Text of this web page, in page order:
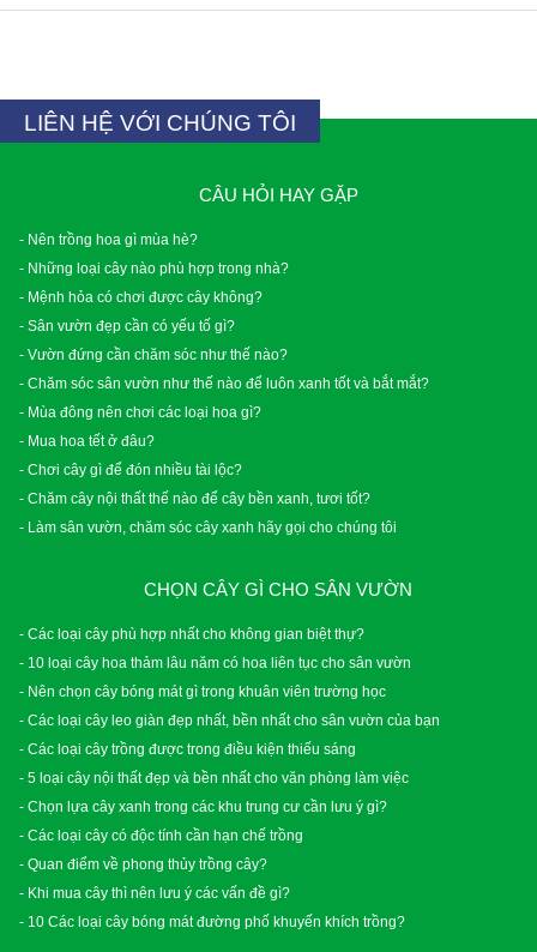
LIÊN HỆ VỚI CHÚNG TÔI
CÂU HỎI HAY GẶP
- Nên trồng hoa gì mùa hè?
- Những loại cây nào phù hợp trong nhà?
- Mệnh hỏa có chơi được cây không?
- Sân vườn đẹp cần có yếu tố gì?
- Vườn đứng cần chăm sóc như thế nào?
- Chăm sóc sân vườn như thế nào để luôn xanh tốt và bắt mắt?
- Mùa đông nên chơi các loại hoa gì?
- Mua hoa tết ở đâu?
- Chơi cây gì để đón nhiều tài lộc?
- Chăm cây nội thất thế nào để cây bền xanh, tươi tốt?
- Làm sân vườn, chăm sóc cây xanh hãy gọi cho chúng tôi
CHỌN CÂY GÌ CHO SÂN VƯỜN
- Các loại cây phù hợp nhất cho không gian biệt thự?
- 10 loại cây hoa thảm lâu năm có hoa liên tục cho sân vườn
- Nên chọn cây bóng mát gì trong khuân viên trường học
- Các loại cây leo giàn đẹp nhất, bền nhất cho sân vườn của bạn
- Các loại cây trồng được trong điều kiện thiếu sáng
- 5 loại cây nội thất đẹp và bền nhất cho văn phòng làm việc
- Chọn lựa cây xanh trong các khu trung cư cần lưu ý gì?
- Các loại cây có độc tính cần hạn chế trồng
- Quan điểm về phong thủy trồng cây?
- Khi mua cây thì nên lưu ý các vấn đề gì?
- 10 Các loại cây bóng mát đường phố khuyến khích trồng?